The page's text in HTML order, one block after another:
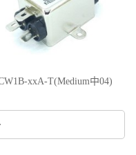
xxA-T(Medium中04)